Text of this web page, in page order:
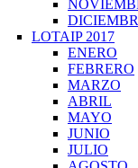
LOTAIP 2017
ENERO
FEBRERO
MARZO
ABRIL
MAYO
JUNIO
JULIO